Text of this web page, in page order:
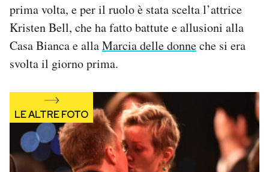
prima volta, e per il ruolo è stata scelta l’attrice
Kristen Bell, che ha fatto battute e allusioni alla
Casa Bianca e allaMarcia delle donneche si era
svolta il giorno prima.